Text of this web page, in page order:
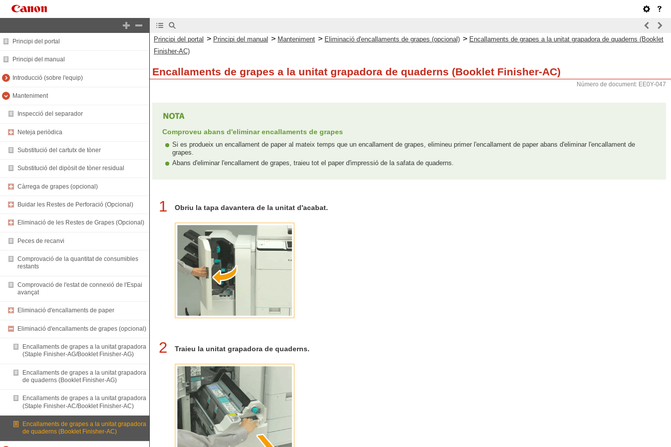
Principi del portal
Principi del manual
Introducció (sobre l'equip)
Manteniment
Inspecció del separador
Neteja periòdica
Substitució del cartutx de tòner
Substitució del dipòsit de tòner residual
Càrrega de grapes (opcional)
Buidar les Restes de Perforació (Opcional)
Eliminació de les Restes de Grapes (Opcional)
Peces de recanvi
Comprovació de la quantitat de consumibles
restants
Comprovació de l'estat de connexió de l'Espai
avançat
Eliminació d'encallaments de paper
Eliminació d'encallaments de grapes (opcional)
Encallaments de grapes a la unitat grapadora
(Staple Finisher-AG/Booklet Finisher-AG)
Encallaments de grapes a la unitat grapadora
de quaderns (Booklet Finisher-AG)
Encallaments de grapes a la unitat grapadora
(Staple Finisher-AC/Booklet Finisher-AC)
Encallaments de grapes a la unitat grapadora
de quaderns (Booklet Finisher-AC)
Principi del portal > Principi del manual > Manteniment > Eliminació d'encallaments de grapes (opcional) > Encallaments de grapes a la unitat grapadora de quaderns (Booklet
Finisher-AC)
Encallaments de grapes a la unitat grapadora de quaderns (Booklet Finisher-AC)
Número de document: EE0Y-047
Comproveu abans d'eliminar encallaments de grapes
Si es produeix un encallament de paper al mateix temps que un encallament de grapes, elimineu primer l'encallament de paper abans d'eliminar l'encallament de
grapes.
Abans d'eliminar l'encallament de grapes, traieu tot el paper d'impressió de la safata de quaderns.
1 Obriu la tapa davantera de la unitat d'acabat.
2 Traieu la unitat grapadora de quaderns.